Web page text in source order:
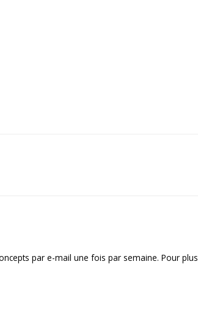
par e-mail une fois par semaine. Pour plus